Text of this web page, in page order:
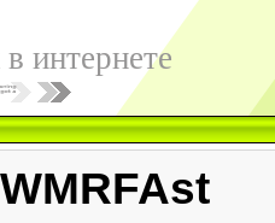
интернете
WMRFAst